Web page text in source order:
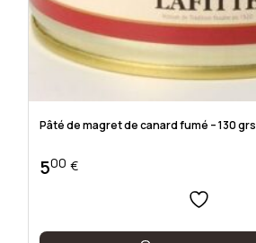
Pâté de magret de canard fumé – 130 grs
500 €